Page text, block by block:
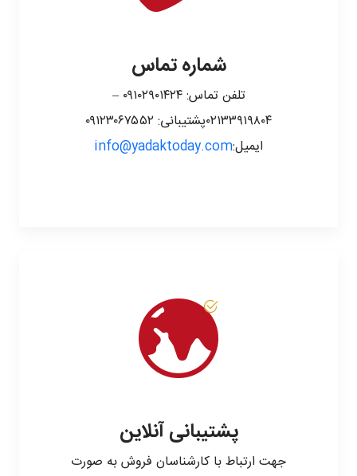
شماره تماس
تلفن تماس: ۰۹۱۰۲۹۰۱۴۲۴ –
۰۲۱۳۳۹۱۹۸۰۴پشتیبانی: ۰۹۱۲۳۰۶۷۵۵۲
ایمیل:info@yadaktoday.com
پشتیبانی آنلاین
جهت ارتباط با کارشناسان فروش به صورت